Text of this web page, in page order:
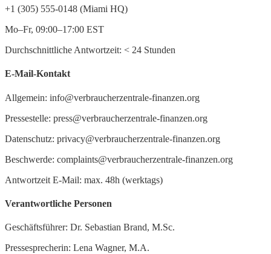
+1 (305) 555-0148 (Miami HQ)
Mo–Fr, 09:00–17:00 EST
Durchschnittliche Antwortzeit: < 24 Stunden
E-Mail-Kontakt
Allgemein: info@verbraucherzentrale-finanzen.org
Pressestelle: press@verbraucherzentrale-finanzen.org
Datenschutz: privacy@verbraucherzentrale-finanzen.org
Beschwerde: complaints@verbraucherzentrale-finanzen.org
Antwortzeit E-Mail: max. 48h (werktags)
Verantwortliche Personen
Geschäftsführer: Dr. Sebastian Brand, M.Sc.
Pressesprecherin: Lena Wagner, M.A.